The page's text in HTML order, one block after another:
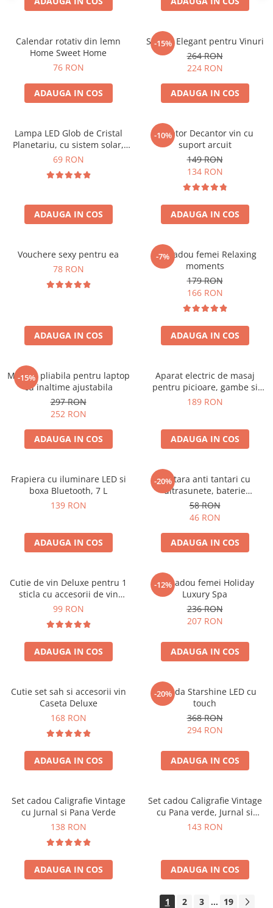
Calendar rotativ din lemn
Home Sweet Home
76 RON
ADAUGA IN COS
-15%
Suport Elegant pentru Vinuri
264 RON
224 RON
ADAUGA IN COS
Lampa LED Glob de Cristal
Planetariu, cu sistem solar,
cadou captivant
69 RON
ADAUGA IN COS
-10%
Aerator Decantor vin cu
suport arcuit
149 RON
134 RON
ADAUGA IN COS
Vouchere sexy pentru ea
78 RON
ADAUGA IN COS
-7%
Set cadou femei Relaxing
moments
179 RON
166 RON
ADAUGA IN COS
-15%
Masuta pliabila pentru laptop
cu inaltime ajustabila
297 RON
252 RON
ADAUGA IN COS
Aparat electric de masaj
pentru picioare, gambe si
brate
189 RON
ADAUGA IN COS
Frapiera cu iluminare LED si
boxa Bluetooth, 7 L
139 RON
ADAUGA IN COS
-20%
Bratara anti tantari cu
ultrasunete, baterie
reincarcabila 90mAh
58 RON
46 RON
ADAUGA IN COS
Cutie de vin Deluxe pentru 1
sticla cu accesorii de vin
incluse piele ecologica de
99 RON
ADAUGA IN COS
-12%
Set cadou femei Holiday
Luxury Spa
236 RON
207 RON
ADAUGA IN COS
Cutie set sah si accesorii vin
Caseta Deluxe
168 RON
ADAUGA IN COS
-20%
Oglinda Starshine LED cu
touch
368 RON
294 RON
ADAUGA IN COS
Set cadou Caligrafie Vintage
cu Jurnal si Pana Verde
138 RON
ADAUGA IN COS
Set cadou Caligrafie Vintage
cu Pana verde, Jurnal si
Suport pentru stilou, 9 piese
143 RON
ADAUGA IN COS
1 2 3 ... 19